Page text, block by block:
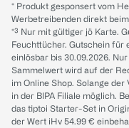
* Produkt gesponsert vom
Werbetreibenden direkt
*³ Nur mit gültiger jö Karte.
Feuchttücher. Gutschein für
einlösbar bis 30.09.2026.
Sammelwert wird auf der
im Online Shop. Solange
in der BIPA Filiale möglich.
das tiptoi Starter-Set in
der Wert iHv 54.99 €